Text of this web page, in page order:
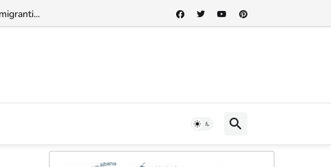
internazionale"...